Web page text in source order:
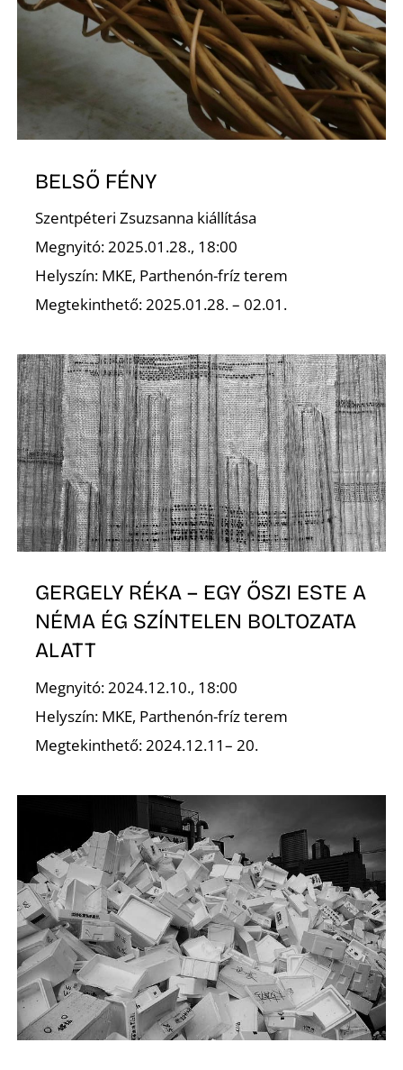
BELSŐ FÉNY
Szentpéteri Zsuzsanna kiállítása
Megnyitó: 2025.01.28., 18:00
Helyszín: MKE, Parthenón-fríz terem
Megtekinthető: 2025.01.28. – 02.01.
GERGELY RÉKA – EGY ŐSZI ESTE A
NÉMA ÉG SZÍNTELEN BOLTOZATA
ALATT
Megnyitó: 2024.12.10., 18:00
Helyszín: MKE, Parthenón-fríz terem
Megtekinthető: 2024.12.11– 20.